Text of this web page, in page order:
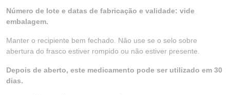
Número de lote e datas de fabricação e validade: vide
embalagem.
Manter o recipiente bem fechado. Não use se o selo sobre
abertura do frasco estiver rompido ou não estiver presente.
Depois de aberto, este medicamento pode ser utilizado em 30
dias.